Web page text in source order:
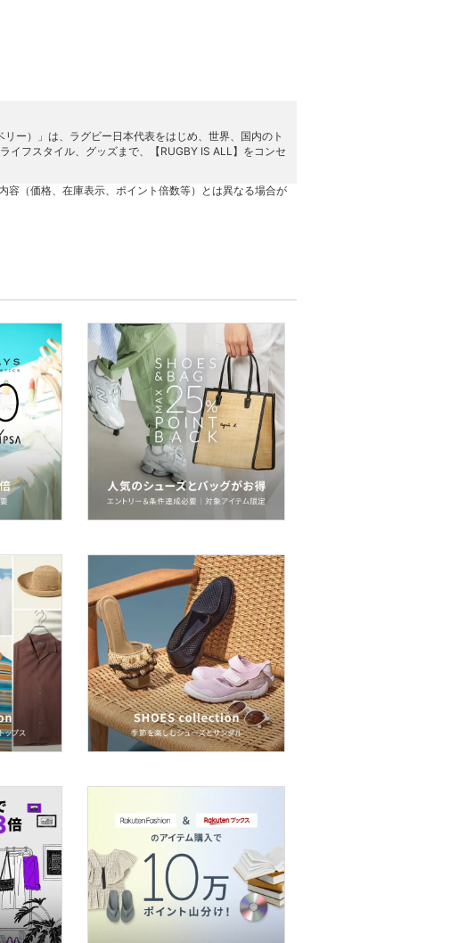
ー）」は、ラグビー日本代表をはじめ、世界、国内のト
イフスタイル、グッズまで、【RUGBY IS ALL】をコンセ
（価格、在庫表示、ポイント倍数等）とは異なる場合が